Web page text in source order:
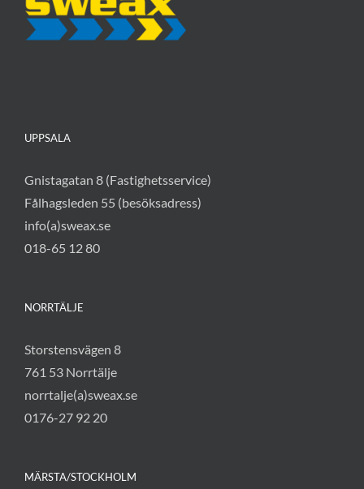
UPPSALA
Gnistagatan 8 (Fastighetsservice)
Fålhagsleden 55 (besöksadress)
info(a)sweax.se
018-65 12 80
NORRTÄLJE
Storstensvägen 8
761 53 Norrtälje
norrtalje(a)sweax.se
0176-27 92 20
MÄRSTA/STOCKHOLM